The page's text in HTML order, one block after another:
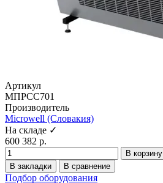
Артикул
МПРСС701
Производитель
Microwell (Словакия)
На складе ✓
600 382 р.
В корзину
В закладки
В сравнение
Подбор оборудования